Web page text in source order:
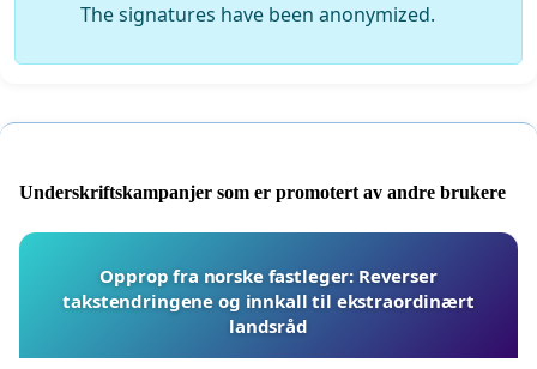
The signatures have been anonymized.
Underskriftskampanjer som er promotert av andre brukere
Opprop fra norske fastleger: Reverser
takstendringene og innkall til ekstraordinært
landsråd